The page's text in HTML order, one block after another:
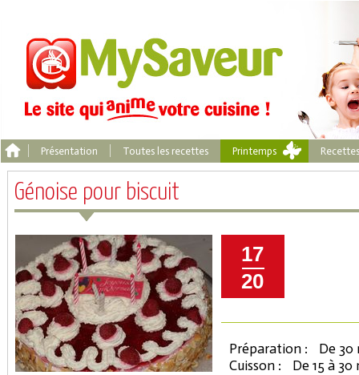
Présentation Toutes les recettes Printemps
Génoise pour biscuit
17
20
Préparation :
De 30
Cuisson :
De 15 à